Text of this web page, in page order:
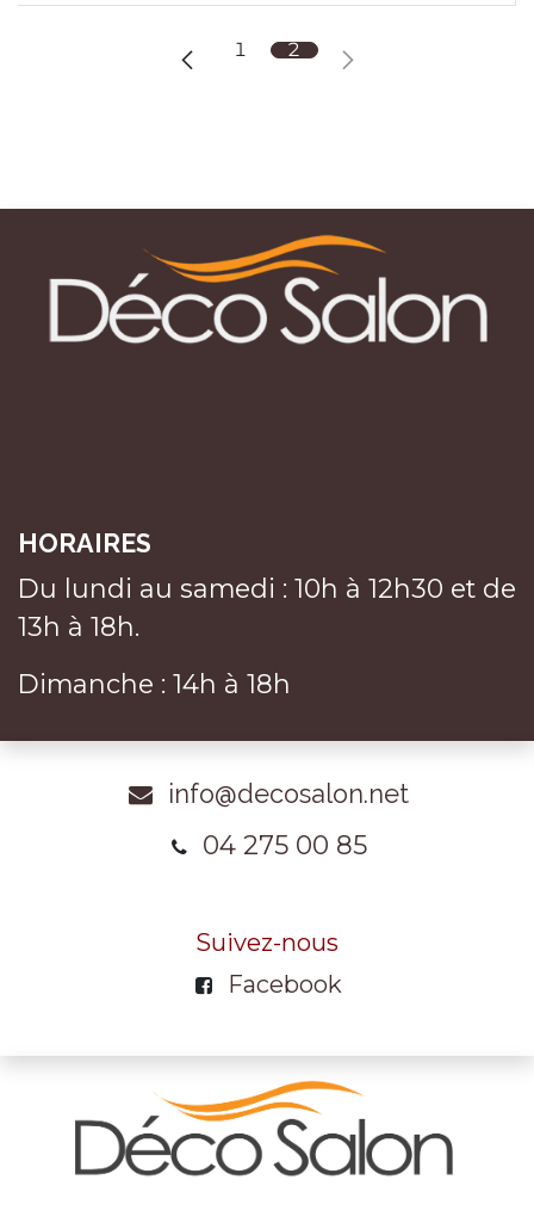
1 2
HORAIRES
Du lundi au samedi : 10h à 12h30 et de
13h à 18h.
Dimanche : 14h à 18h
info@decosalon.net
04 275 00 85
Suivez-nous
Facebook